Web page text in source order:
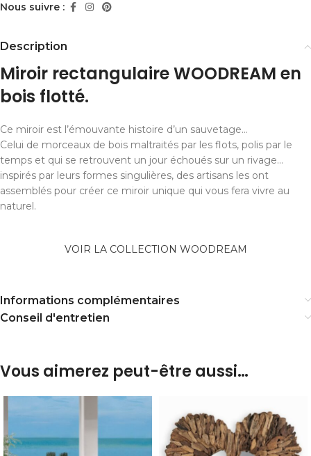
Nous suivre :
Description
Miroir rectangulaire WOODREAM en
bois flotté.
Ce miroir est l’émouvante histoire d’un sauvetage…
Celui de morceaux de bois maltraités par les flots, polis par le
temps et qui se retrouvent un jour échoués sur un rivage…
inspirés par leurs formes singulières, des artisans les ont
assemblés pour créer ce miroir unique qui vous fera vivre au
naturel.
VOIR LA COLLECTION WOODREAM
Informations complémentaires
Conseil d'entretien
Vous aimerez peut-être aussi…